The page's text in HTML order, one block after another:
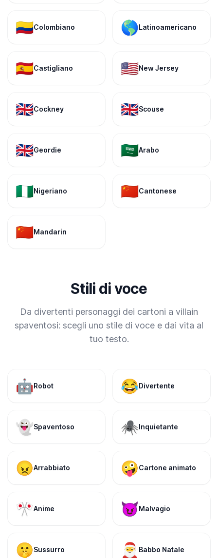
🇨🇴Colombiano 🌎Latinoamericano
🇪🇸Castigliano 🇺🇸New Jersey
🇬🇧Cockney 🇬🇧Scouse
🇬🇧Geordie 🇸🇦Arabo
🇳🇬Nigeriano 🇨🇳Cantonese
🇨🇳Mandarin
Stili di voce
Da divertenti personaggi dei cartoni a villain
spaventosi: scegli uno stile di voce e dai vita al
tuo testo.
🤖Robot 😂Divertente
👻Spaventoso 🕷️Inquietante
😠Arrabbiato 🤪Cartone animato
🎌Anime 😈Malvagio
🤫Sussurro 🎅 Babbo Natale